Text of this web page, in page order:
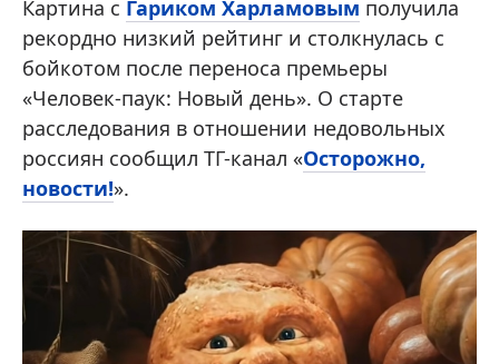
Картина с Гариком Харламовым получила
рекордно низкий рейтинг и столкнулась с
бойкотом после переноса премьеры
«Человек-паук: Новый день». О старте
расследования в отношении недовольных
россиян сообщил ТГ-канал «Осторожно,
новости!».